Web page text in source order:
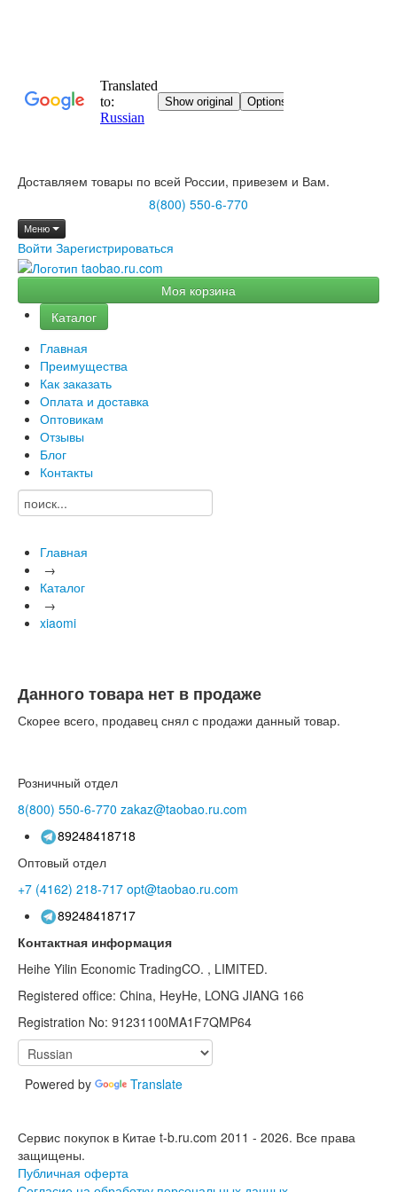
Доставляем товары по всей России, привезем и Вам.
8(800) 550-6-770
Меню
Войти Зарегистрироваться
Моя корзина
Каталог
Главная
Преимущества
Как заказать
Оплата и доставка
Оптовикам
Отзывы
Блог
Контакты
Главная
→
Каталог
→
xiaomi
Данного товара нет в продаже
Скорее всего, продавец снял с продажи данный товар.
Розничный отдел
8(800) 550-6-770 zakaz@taobao.ru.com
89248418718
Оптовый отдел
+7 (4162) 218-717 opt@taobao.ru.com
89248418717
Контактная информация
Heihe Yilin Economic TradingCO. , LIMITED.
Registered office: China, HeyHe, LONG JIANG 166
Registration No: 91231100MA1F7QMP64
Powered by Translate
Сервис покупок в Китае t-b.ru.com 2011 - 2026. Все права
защищены.
Публичная оферта